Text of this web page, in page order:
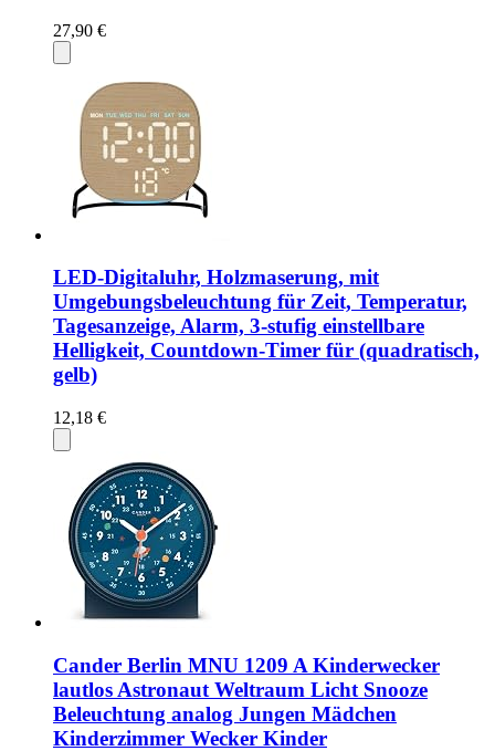
27,90 €
LED-Digitaluhr, Holzmaserung, mit
Umgebungsbeleuchtung für Zeit, Temperatur,
Tagesanzeige, Alarm, 3-stufig einstellbare
Helligkeit, Countdown-Timer für (quadratisch,
gelb)
12,18 €
Cander Berlin MNU 1209 A Kinderwecker
lautlos Astronaut Weltraum Licht Snooze
Beleuchtung analog Jungen Mädchen
Kinderzimmer Wecker Kinder